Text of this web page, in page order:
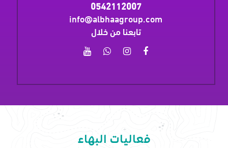
0542112007
info@albhaagroup.com
تابعنا من خلال
فعاليات البهاء